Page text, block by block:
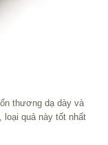
thương dạ dày và
loại quả này tốt nhất